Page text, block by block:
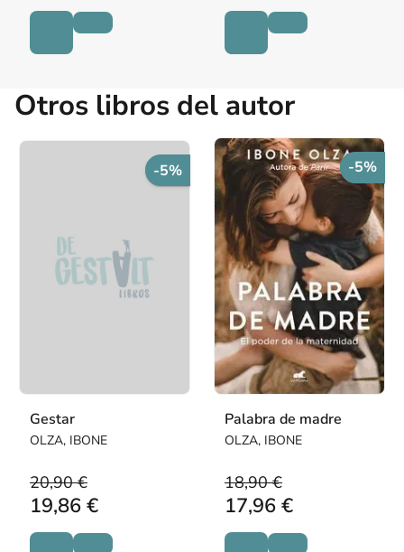
Otros libros del autor
-5%
Gestar
OLZA, IBONE
20,90 €
19,86 €
-5%
Palabra de madre
OLZA, IBONE
18,90 €
17,96 €